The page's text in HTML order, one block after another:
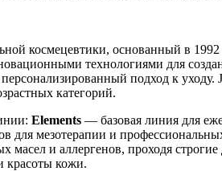
космецевтики, основанный в
технологиями для
подход к
категорий.
Elements — базовая линия для
для мезотерапии и
и аллергенов, проходя
красоты кожи.